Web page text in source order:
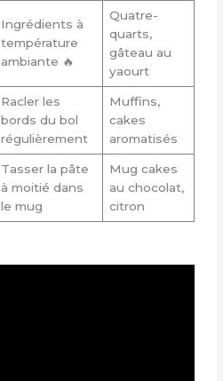
Ingrédients à
température
ambiante 🔥
Quatre-
quarts,
gâteau au
yaourt
Racler les
bords du bol
régulièrement
Muffins,
cakes
aromatisés
Tasser la pâte
à moitié dans
le mug
Mug cakes
au chocolat,
citron